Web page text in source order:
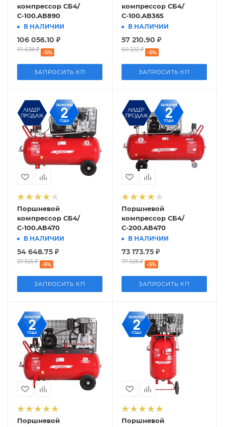
компрессор СБ4/
С-100.АВ890
В НАЛИЧИИ
106 056.10 ₽
111 638₽ -5%
ЗАПРОСИТЬ КП
компрессор СБ4/
С-100.АВ365
В НАЛИЧИИ
57 210.90 ₽
60 222₽ -5%
ЗАПРОСИТЬ КП
Поршневой
компрессор СБ4/
С-100.АВ470
В НАЛИЧИИ
54 648.75 ₽
57 525₽ -5%
ЗАПРОСИТЬ КП
Поршневой
компрессор СБ4/
С-200.АВ470
В НАЛИЧИИ
73 173.75 ₽
77 025₽ -5%
ЗАПРОСИТЬ КП
Поршневой
Поршневой